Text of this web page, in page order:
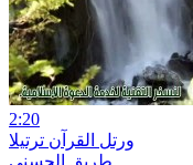
2:20
ورتل القرآن ترتيلا